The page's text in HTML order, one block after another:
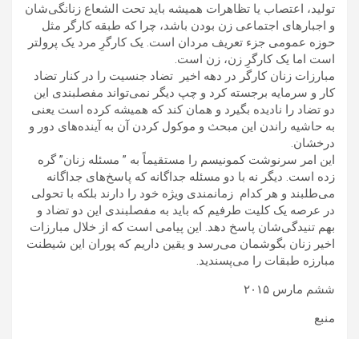
تولید، اعتصاب یا تظاهرات همیشه باید تحت الشعاع زنانگی‌شان
و اجبارهای اجتماعی زن بودن باشد، چرا که طبقه کارگر مثل
حوزه عمومی جزء تعریف مردان است. یک کارگرِ مرد یک پرولتر
است اما یک کارگرِ زن، زن است.
مبارزات زنان کارگر در دهه اخیر تضاد جنسیت را در کنار تضاد
کار و سرمایه برجسته کرد و چپ دیگر نمی‌تواند مفصلبندی این
دو تضاد را نادیده بگیرد و همان کند که همیشه کرده است یعنی
به حاشیه راندن این مبحث و موکول کردن آن به آینده‌های دور و
درخشان.
این امر سرنوشت کمونیسم را مستقیماً به ” مسئله زنان” گره
زده است. دیگر نه با دو مسئله جداگانه که پاسخ‌های جداگانه
می‌طلبند و هر کدام زمانمندی ویژه خود را دارند بلکه با تحولی
در عرصه یک کلیت طرفیم که باید به مفصلبندی این دو تضاد و
بهم تنیدگی‌شان پاسخ دهد. این پیامی است که از خلال مبارزات
اخیر زنان بگوشمان می‌رسد و یقین داریم که پوران این شیطنت
مبارزه طبقات را می‌پسندید.
ششم مارس ۲۰۱۵
منبع